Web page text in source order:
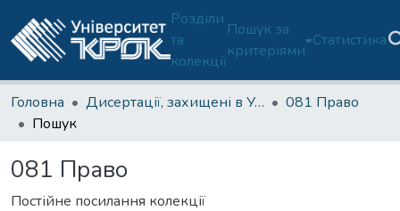
Розділи
та
колекції
Пошук за
критеріями
Статистика
Головна Дисертації, захищені в Університеті з 2021 року (доктор філософії)
081 Право
Пошук
081 Право
Постійне посилання колекції